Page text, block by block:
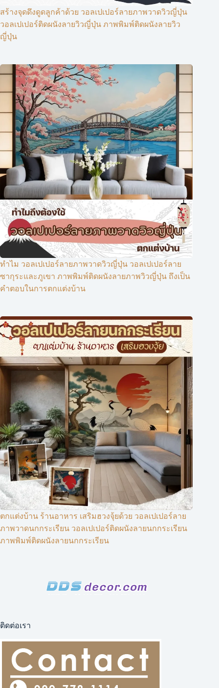
สร้างจุดดึงดูดลูกค้าด้วย วอลเปเปอร์ลายภาพวาดวิวญี่ปุ่น
วอลเปเปอร์ติดผนังลายวิวญี่ปุ่น ภาพพิมพ์ติดผนังลายวิว
ญี่ปุ่น
ทำไม วอลเปเปอร์ลายภาพวาดวิวญี่ปุ่น วอลเปเปอร์ลาย
ซากุระและภูเขา ภาพพิมพ์ติดผนังลายภาพวิวญี่ปุ่น ถึงเป็น
คำตอบในการตกแต่งบ้าน
ตกแต่งบ้าน ร้านอาหาร เสริมฮวงจุ้ยด้วย วอลเปเปอร์ลาย
ภาพวาดนกกระเรียน วอลเปเปอร์ติดผนังลายนกกระเรียน
ภาพพิมพ์ติดผนังลายนกกระเรียน
ติดต่อเรา